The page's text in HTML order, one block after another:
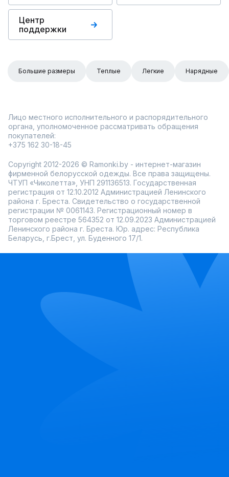
Центр
поддержки
Большие размеры Теплые Легкие Нарядные
Лицо местного исполнительного и распорядительного
органа, уполномоченное рассматривать обращения
покупателей:
+375 162 30-18-45
Copyright 2012-2026 © Ramonki.by - интернет-магазин
фирменной белорусской одежды. Все права защищены.
ЧТУП «Чиколетта», УНП 291136513. Государственная
регистрация от 12.10.2012 Администрацией Ленинского
района г. Бреста. Свидетельство о государственной
регистрации № 0061143. Регистрационный номер в
торговом реестре 564352 от 12.09.2023 Администрацией
Ленинского района г. Бреста. Юр. адрес: Республика
Беларусь, г.Брест, ул. Буденного 17/1.